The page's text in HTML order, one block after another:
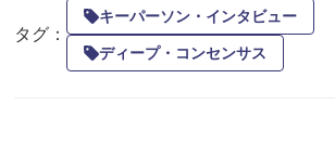
タグ：
キーパーソン・インタビュー
ディープ・コンセンサス